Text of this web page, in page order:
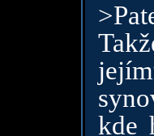
kde